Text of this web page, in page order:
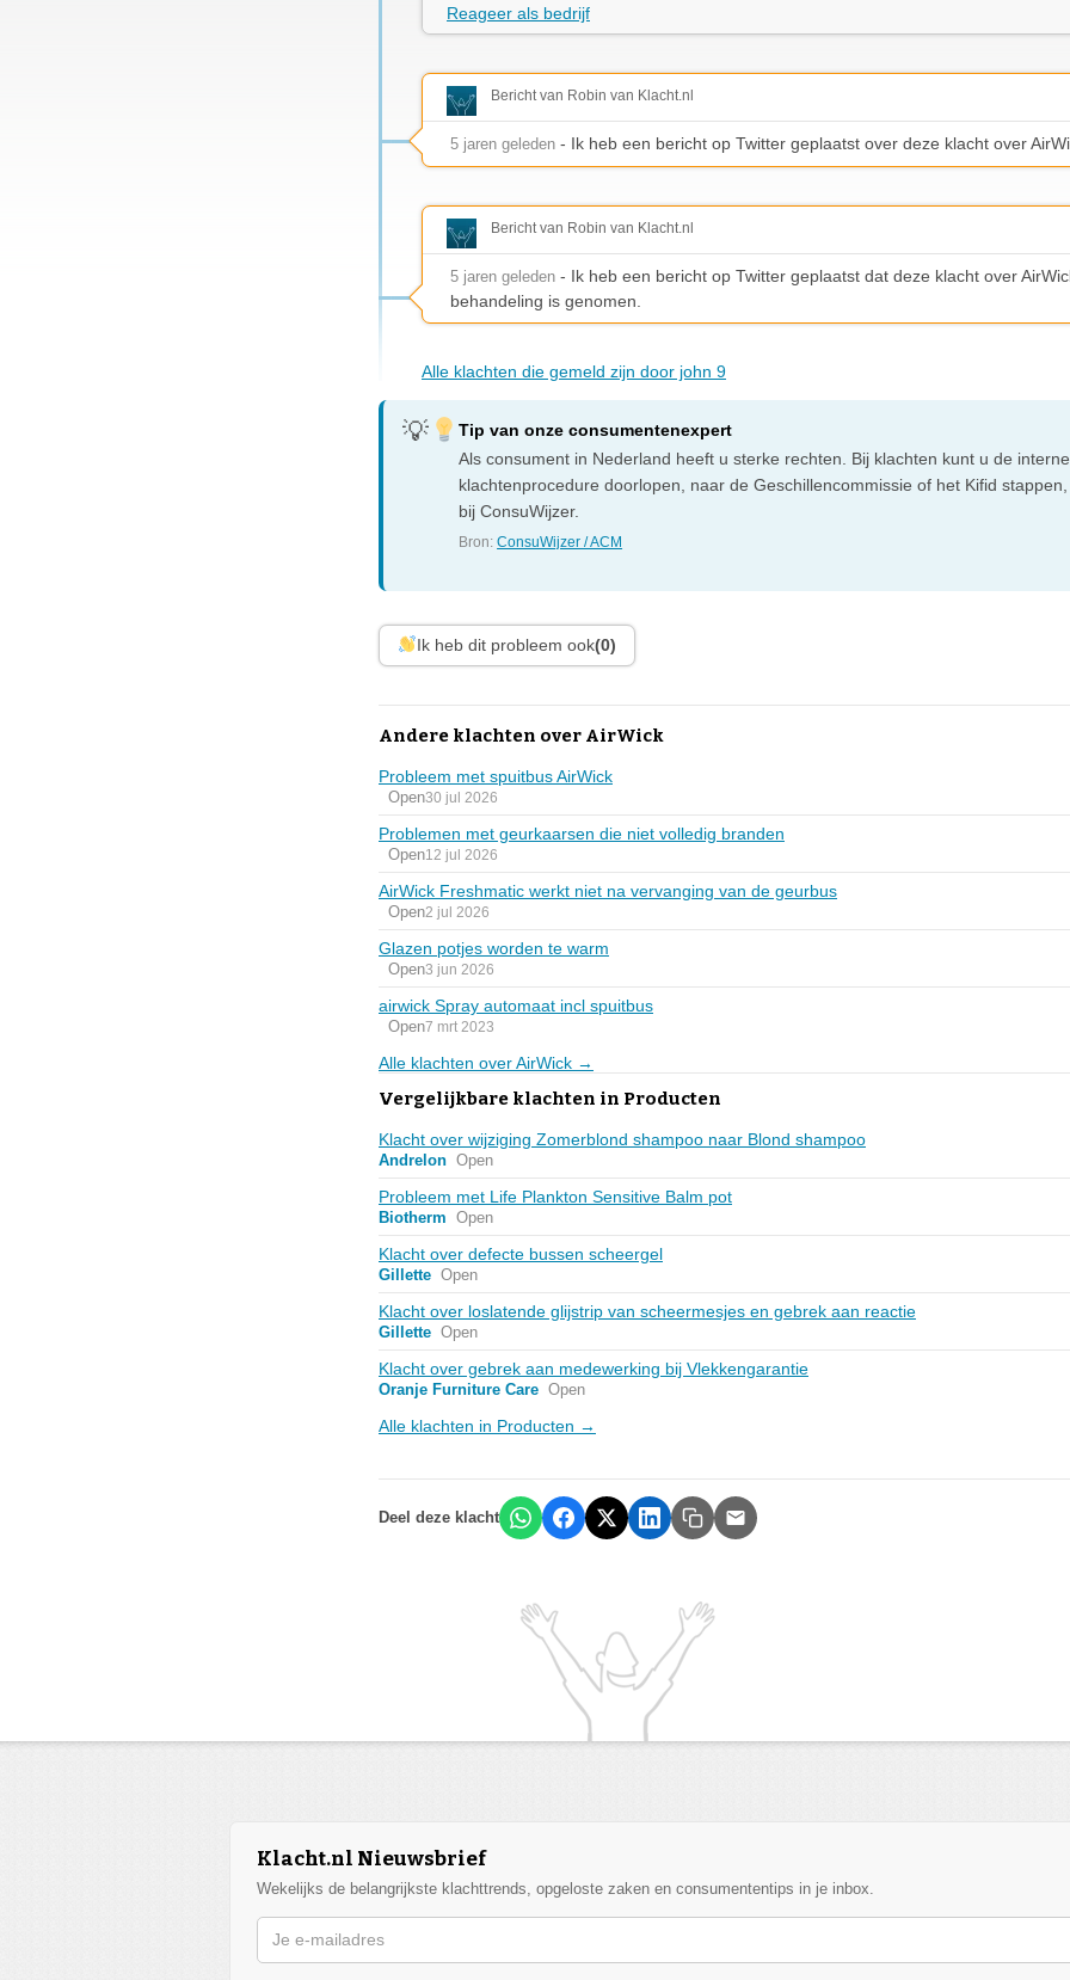
Reageer als bedrijf
Bericht van Robin van Klacht.nl
5 jaren geleden - Ik heb een bericht op Twitter geplaatst over deze klacht over
Bericht van Robin van Klacht.nl
5 jaren geleden - Ik heb een bericht op Twitter geplaatst dat deze klacht over
behandeling is genomen.
Alle klachten die gemeld zijn door john 9
Tip van onze consumentenexpert
Als consument in Nederland heeft u sterke rechten. Bij klachten kunt u de interne
klachtenprocedure doorlopen, naar de Geschillencommissie of het Kifid
bij ConsuWijzer.
Bron:ConsuWijzer / ACM
Ik heb dit probleem ook(0)
Andere klachten over AirWick
Probleem met spuitbus AirWick
Open30 jul 2026
Problemen met geurkaarsen die niet volledig branden
Open12 jul 2026
AirWick Freshmatic werkt niet na vervanging van de geurbus
Open2 jul 2026
Glazen potjes worden te warm
Open3 jun 2026
airwick Spray automaat incl spuitbus
Open7 mrt 2023
Alle klachten over AirWick →
Vergelijkbare klachten in Producten
Klacht over wijziging Zomerblond shampoo naar Blond shampoo
Andrelon Open
Probleem met Life Plankton Sensitive Balm pot
Biotherm Open
Klacht over defecte bussen scheergel
Gillette Open
Klacht over loslatende glijstrip van scheermesjes en gebrek aan reactie
Gillette Open
Klacht over gebrek aan medewerking bij Vlekkengarantie
Oranje Furniture Care Open
Alle klachten in Producten →
Deel deze klacht
Klacht.nl Nieuwsbrief
Wekelijks de belangrijkste klachttrends, opgeloste zaken en consumententips in je inbox.